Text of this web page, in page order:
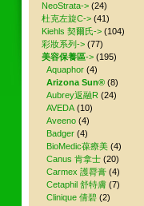
NeoStrata-> (24)
杜克左旋C-> (41)
Kiehls 契爾氏-> (104)
彩妝系列-> (77)
美容保養區-> (195)
Aquaphor (4)
Arizona Sun® (8)
Aubrey返融R (24)
AVEDA (10)
Aveeno (4)
Badger (4)
BioMedic葆療美 (4)
Canus 肯拿士 (20)
Carmex 護脣膏 (4)
Cetaphil 舒特膚 (7)
Clinique 倩碧 (2)